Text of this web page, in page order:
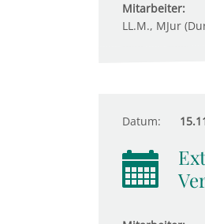
Mitarbeiter:
LL.M., MJur
Datum: